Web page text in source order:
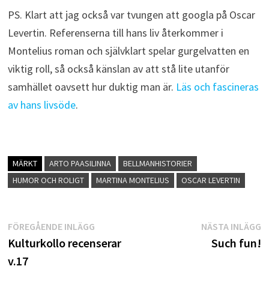
PS. Klart att jag också var tvungen att googla på Oscar
Levertin. Referenserna till hans liv återkommer i
Montelius roman och självklart spelar gurgelvatten en
viktig roll, så också känslan av att stå lite utanför
samhället oavsett hur duktig man är. Läs och fascineras
av hans livsöde.
MÄRKT ARTO PAASILINNA
BELLMANHISTORIER
HUMOR OCH ROLIGT
MARTINA MONTELIUS OSCAR LEVERTIN
Inläggsnavigering
FÖREGÅENDE INLÄGGFöregående
inlägg:
Kulturkollo recenserar
v.17
NÄSTA INLÄGG
Such fun!